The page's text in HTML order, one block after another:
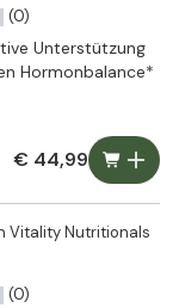
(0)
Unterstützung
Hormonbalance*
€ 44,99
Vitality Nutritionals
(0)